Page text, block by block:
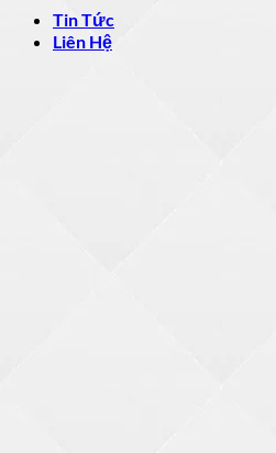
Tin Tức
Liên Hệ